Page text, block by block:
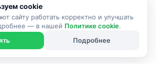
cookie
сайту работать корректно и улучшать
— в нашей Политике cookie.
Подробнее